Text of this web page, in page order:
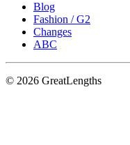
Blog
Fashion / G2
Changes
ABC
© 2026 GreatLengths